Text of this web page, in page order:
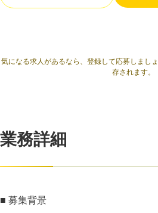
気になる求人があるなら、登録して応募しまし
存されます。
業務詳細
■ 募集背景